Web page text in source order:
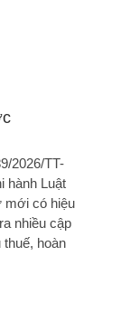
2026/TT-
hành Luật
mới có hiệu
nhiều cập
thuế, hoàn